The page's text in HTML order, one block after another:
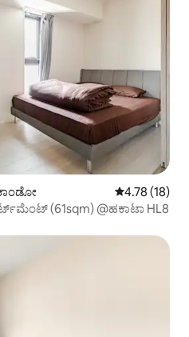
5 ರಲ್ಲಿ 4.78
4.78 (18)
(61sqm) @ಹಕಾಟಾ HL8